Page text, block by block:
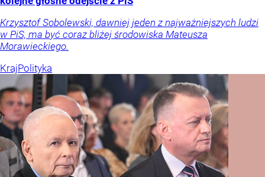
Krzysztof Sobolewski, dawniej jeden z najważniejszych ludzi
w PiS, ma być coraz bliżej środowiska Mateusza
Morawieckiego.
KrajPolityka